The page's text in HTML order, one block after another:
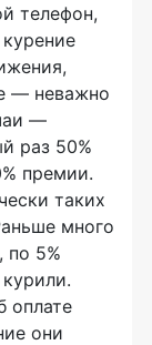
телефон,
— неважно
—
раз 50%
премии.
таких
много
по 5%
оплате
они